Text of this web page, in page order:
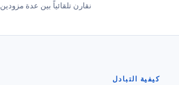
نقارن تلقائياً بين عدة مزودين
كيفية التبادل